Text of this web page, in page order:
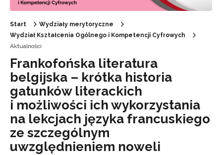
Start
Wydziały merytoryczne
Wydział Kształcenia Ogólnego i Kompetencji Cyfrowych
Aktualności
Frankofońska literatura
belgijska – krótka historia
gatunków literackich
i możliwości ich wykorzystania
na lekcjach języka francuskiego
ze szczególnym
uwzględnieniem noweli